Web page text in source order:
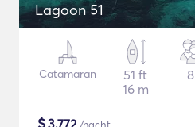
Lagoon 51
Catamaran
51 ft
16 m
8
3,772